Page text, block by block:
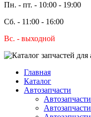
Пн. - пт. - 10:00 - 19:00
Сб. - 11:00 - 16:00
Вс. - выходной
Главная
Каталог
Автозапчасти